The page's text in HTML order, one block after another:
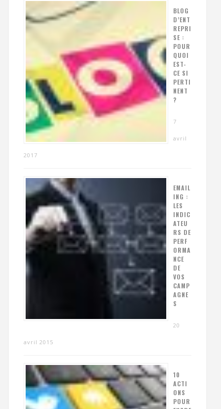
BLOG
D’ENT
REPRI
SE :
POUR
QUOI
EST-
CE SI
PERTI
NENT
?
7
avril
2017
EMAIL
ING :
LES
INDIC
ATEU
RS DE
PERF
ORMA
NCE
DE
VOS
CAMP
AGNE
S
20
avril 2015
10
ACTI
ONS
POUR